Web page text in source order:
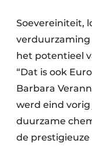
Soevereiniteit,
verduurzaming
het potentieel
“Dat is ook
Barbara
werd eind
duurzame
de